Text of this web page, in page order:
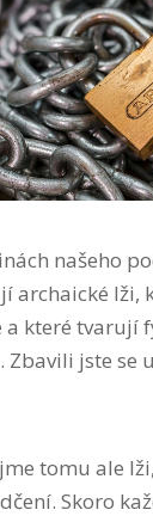
našeho
archaické lži,
a které tvarují
Zbavili jste se
tomu ale
Skoro